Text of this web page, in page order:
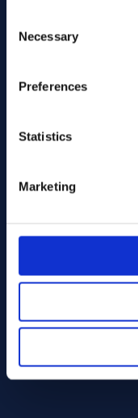
Selection
Necessary
Preferences
Statistics
Marketing